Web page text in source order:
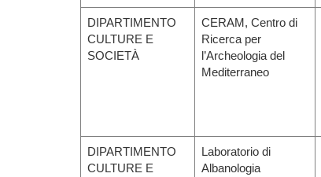
DIPARTIMENTO
CULTURE E
SOCIETÀ
CERAM, Centro di
Ricerca per
l’Archeologia del
Mediterraneo
DIPARTIMENTO
CULTURE E
Laboratorio di
Albanologia